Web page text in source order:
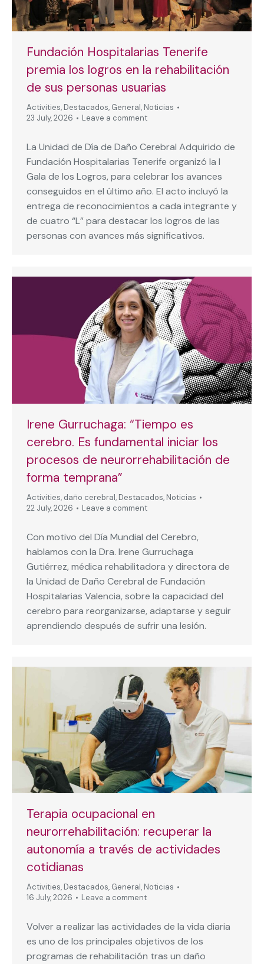
Fundación Hospitalarias Tenerife
premia los logros en la rehabilitación
de sus personas usuarias
Activities, Destacados, General, Noticias
23 July, 2026
Leave a comment
La Unidad de Día de Daño Cerebral Adquirido de
Fundación Hospitalarias Tenerife organizó la I
Gala de los Logros, para celebrar los avances
conseguidos en el último año. El acto incluyó la
entrega de reconocimientos a cada integrante y
de cuatro “L” para destacar los logros de las
personas con avances más significativos.
Irene Gurruchaga: “Tiempo es
cerebro. Es fundamental iniciar los
procesos de neurorrehabilitación de
forma temprana”
Activities, daño cerebral, Destacados, Noticias
22 July, 2026
Leave a comment
Con motivo del Día Mundial del Cerebro,
hablamos con la Dra. Irene Gurruchaga
Gutiérrez, médica rehabilitadora y directora de
la Unidad de Daño Cerebral de Fundación
Hospitalarias Valencia, sobre la capacidad del
cerebro para reorganizarse, adaptarse y seguir
aprendiendo después de sufrir una lesión.
Terapia ocupacional en
neurorrehabilitación: recuperar la
autonomía a través de actividades
cotidianas
Activities, Destacados, General, Noticias
16 July, 2026
Leave a comment
Volver a realizar las actividades de la vida diaria
es uno de los principales objetivos de los
programas de rehabilitación tras un daño